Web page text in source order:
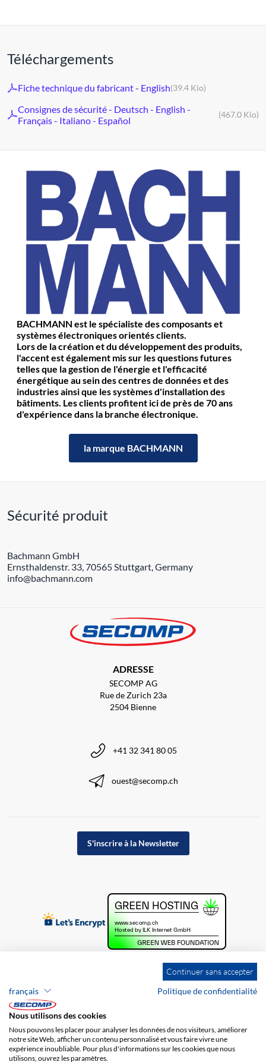
Téléchargements
Fiche technique du fabricant - English(39.4 Kio)
Consignes de sécurité - Deutsch - English -
Français - Italiano - Español
(467.0 Kio)
BACHMANN est le spécialiste des composants et
systèmes électroniques orientés clients.
Lors de la création et du développement des produits,
l'accent est également mis sur les questions futures
telles que la gestion de l'énergie et l'efficacité
énergétique au sein des centres de données et des
industries ainsi que les systèmes d'installation des
bâtiments. Les clients profitent ici de près de 70 ans
d'expérience dans la branche électronique.
la marque BACHMANN
Sécurité produit
Bachmann GmbH
Ernsthaldenstr. 33, 70565 Stuttgart, Germany
info@bachmann.com
ADRESSE
SECOMP AG
Rue de Zurich 23a
2504 Bienne
+41 32 341 80 05
ouest@secomp.ch
S'inscrire à la Newsletter
Continuer sans accepter
français
Politique de confidentialité
Nous utilisons des cookies
Nous pouvons les placer pour analyser les données de nos visiteurs, améliorer
notre site Web, afficher un contenu personnalisé et vous faire vivre une
expérience inoubliable. Pour plus d'informations sur les cookies que nous
utilisons, ouvrez les paramètres.